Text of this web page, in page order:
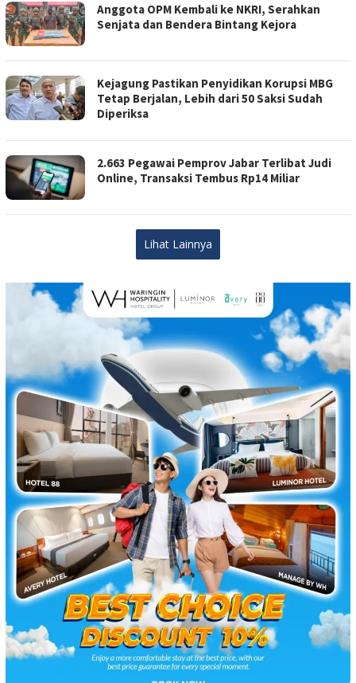
Anggota OPM Kembali ke NKRI, Serahkan
Senjata dan Bendera Bintang Kejora
Kejagung Pastikan Penyidikan Korupsi MBG
Tetap Berjalan, Lebih dari 50 Saksi Sudah
Diperiksa
2.663 Pegawai Pemprov Jabar Terlibat Judi
Online, Transaksi Tembus Rp14 Miliar
Lihat Lainnya